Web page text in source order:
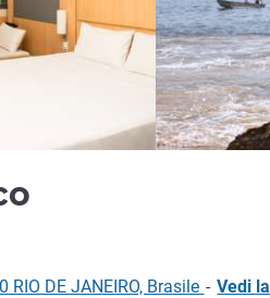
DE JANEIRO, Brasile - Vedi